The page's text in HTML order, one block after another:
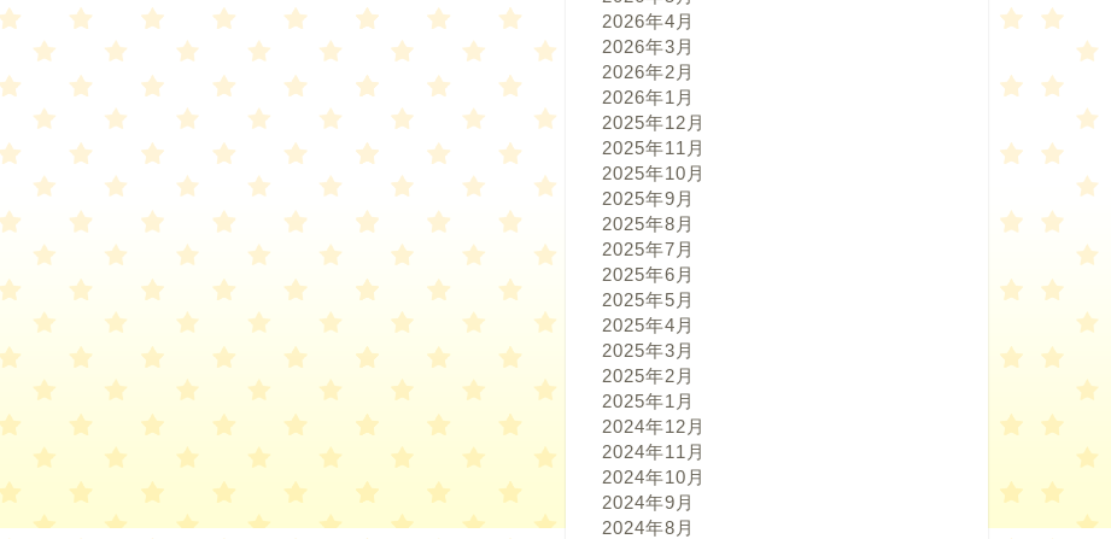
2026年4月
2026年3月
2026年2月
2026年1月
2025年12月
2025年11月
2025年10月
2025年9月
2025年8月
2025年7月
2025年6月
2025年5月
2025年4月
2025年3月
2025年2月
2025年1月
2024年12月
2024年11月
2024年10月
2024年9月
2024年8月